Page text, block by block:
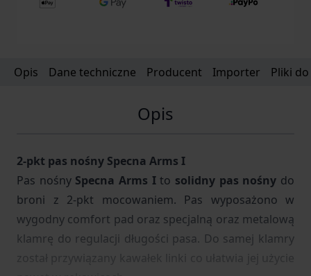
Opis Dane techniczne Producent Importer Pliki
Opis
2-pkt pas nośny Specna Arms I
Pas nośny Specna Arms Ito solidny pas nośny do
broni z 2-pkt mocowaniem. Pas wyposażono w
wygodny comfort pad oraz specjalną oraz metalową
klamrę do regulacji długości pasa. Do samej klamry